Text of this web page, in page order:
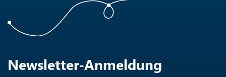
Newsletter-Anmeldung